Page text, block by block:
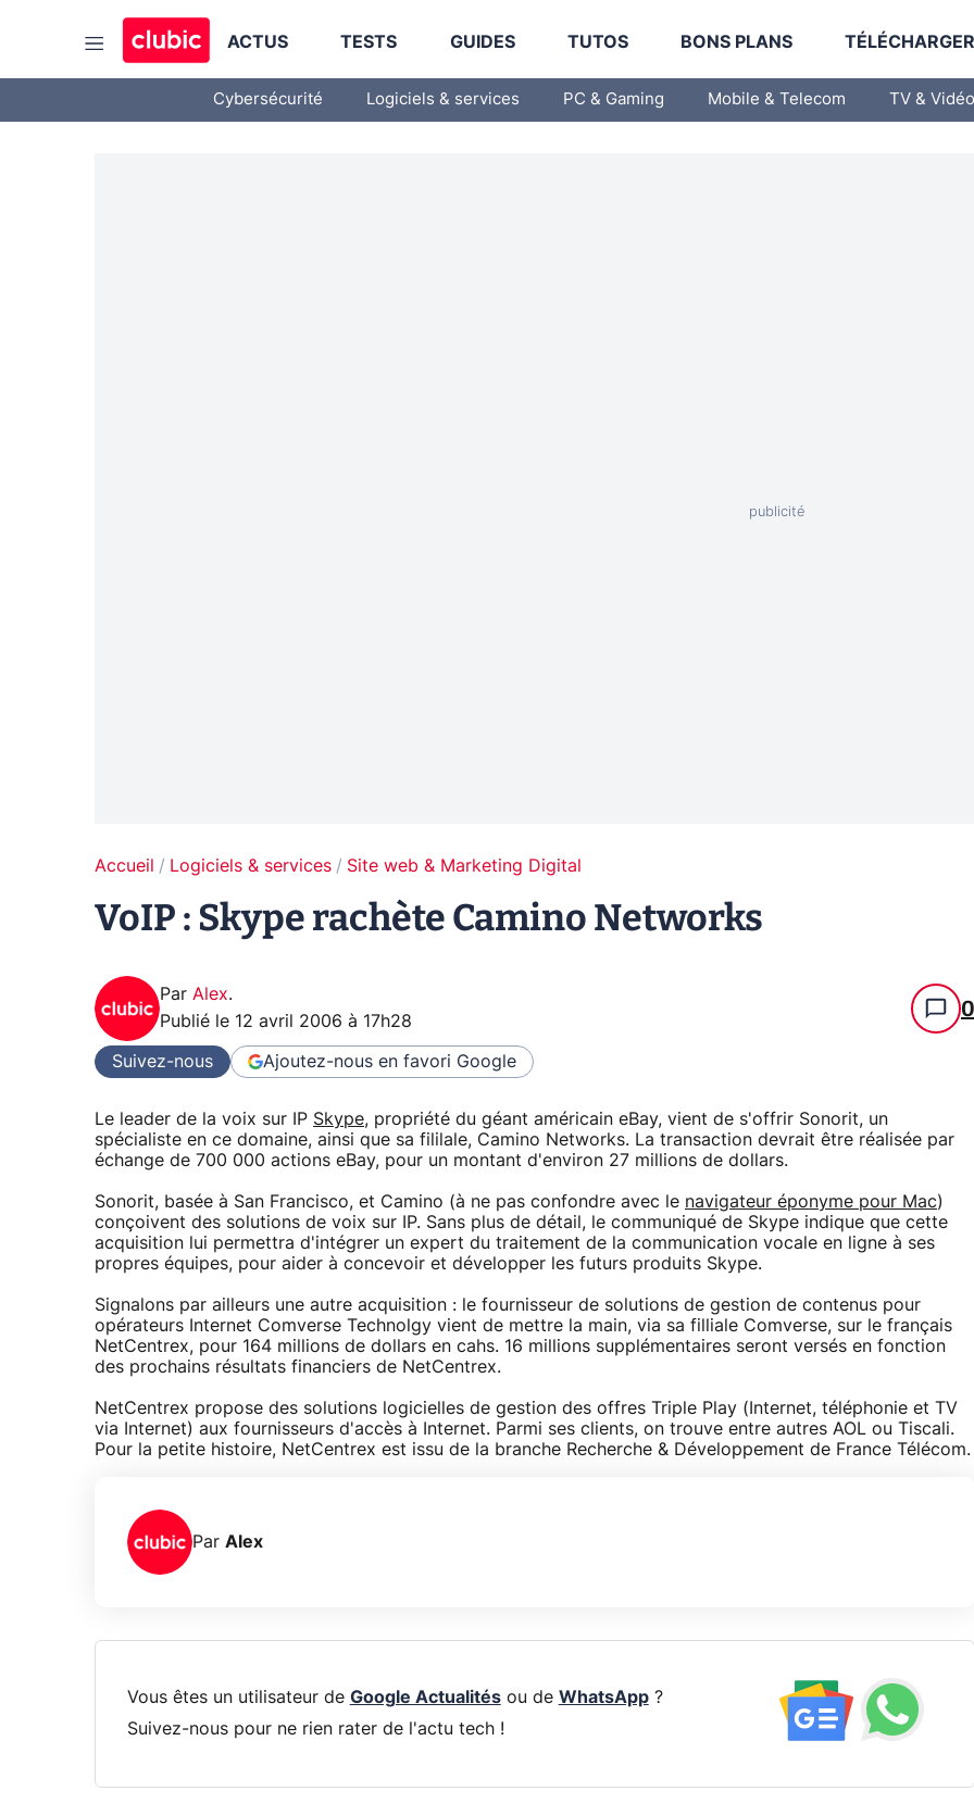
ACTUS TESTS GUIDES TUTOS BONS PLANS
Cybersécurité Logiciels & services PC & Gaming Mobile & Telecom TV & Vidéo
Accueil Logiciels & services Site web & Marketing Digital
VoIP : Skype rachète Camino Networks
Par Alex.
Publié le 12 avril 2006 à 17h28 0
Suivez-nous Ajoutez-nous en favori Google
Le leader de la voix sur IP Skype, propriété du géant américain eBay, vient de s'offrir Sonorit, un
spécialiste en ce domaine, ainsi que sa fililale, Camino Networks. La transaction devrait être réalisée par
échange de 700 000 actions eBay, pour un montant d'environ 27 millions de dollars.
Sonorit, basée à San Francisco, et Camino (à ne pas confondre avec le navigateur éponyme pour Mac)
conçoivent des solutions de voix sur IP. Sans plus de détail, le communiqué de Skype indique que cette
acquisition lui permettra d'intégrer un expert du traitement de la communication vocale en ligne à ses
propres équipes, pour aider à concevoir et développer les futurs produits Skype.
Signalons par ailleurs une autre acquisition : le fournisseur de solutions de gestion de contenus pour
opérateurs Internet Comverse Technolgy vient de mettre la main, via sa filliale Comverse, sur le français
NetCentrex, pour 164 millions de dollars en cahs. 16 millions supplémentaires seront versés en fonction
des prochains résultats financiers de NetCentrex.
NetCentrex propose des solutions logicielles de gestion des offres Triple Play (Internet, téléphonie et TV
via Internet) aux fournisseurs d'accès à Internet. Parmi ses clients, on trouve entre autres AOL ou Tiscali.
Pour la petite histoire, NetCentrex est issu de la branche Recherche & Développement de France Télécom.
Par Alex
Vous êtes un utilisateur de Google Actualitésou de WhatsApp?
Suivez-nous pour ne rien rater de l'actu tech !